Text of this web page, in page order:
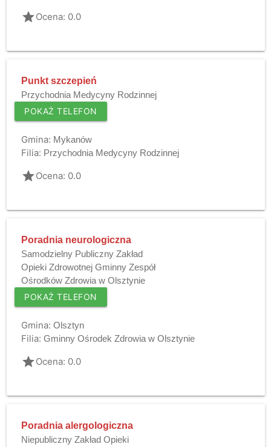
gradeOcena: 0.0
Punkt szczepień
Przychodnia Medycyny Rodzinnej
POKAŻ TELEFON
Gmina: Mykanów
Filia: Przychodnia Medycyny Rodzinnej
gradeOcena: 0.0
Poradnia neurologiczna
Samodzielny Publiczny Zakład
Opieki Zdrowotnej Gminny Zespół
Ośrodków Zdrowia w Olsztynie
POKAŻ TELEFON
Gmina: Olsztyn
Filia: Gminny Ośrodek Zdrowia w Olsztynie
gradeOcena: 0.0
Poradnia alergologiczna
Niepubliczny Zakład Opieki